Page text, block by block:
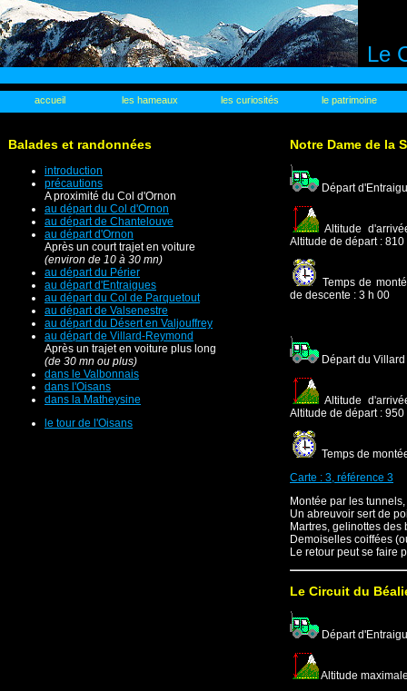
Le
accueil les hameaux les curiosités le patrimoine
Balades et randonnées
introduction
précautions
A proximité du Col d'Ornon
au départ du Col d'Ornon
au départ de Chantelouve
au départ d'Ornon
Après un court trajet en voiture
(environ de 10 à 30 mn)
au départ du Périer
au départ d'Entraigues
au départ du Col de Parquetout
au départ de Valsenestre
au départ du Désert en Valjouffrey
au départ de Villard-Reymond
Après un trajet en voiture plus long
(de 30 mn ou plus)
dans le Valbonnais
dans l'Oisans
dans la Matheysine
le tour de l'Oisans
Notre Dame de la
Départ
Altitude
Altitude de départ : 810
Temps de
de descente : 3 h 00
Départ du
Altitude
Altitude de départ : 950
Temps de
Carte : 3, référence 3
Montée par les
Un abreuvoir sert de
Martres, gelinottes
Demoiselles coiffées
Le retour peut se faire
Le Circuit du
Départ
Altitude